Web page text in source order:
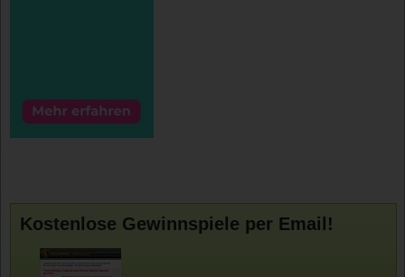
Kostenlose Gewinnspiele per Email!